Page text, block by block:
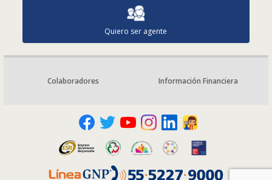
Quiero ser agente
Colaboradores Información Financiera